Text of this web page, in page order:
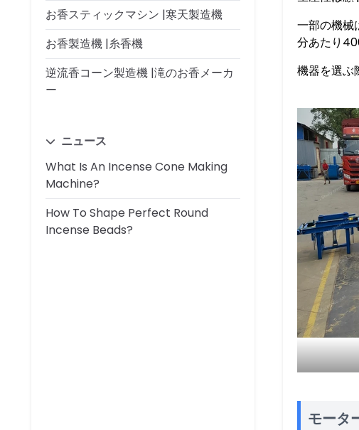
お香スティックマシン |寒天製造機
お香製造機 |糸香機
逆流香コーン製造機 |滝のお香メーカ
ー
ニュース
What Is An Incense Cone Making
Machine?
How To Shape Perfect Round
Incense Beads?
一部の機械
分あたり
機器を選ぶ
モータ